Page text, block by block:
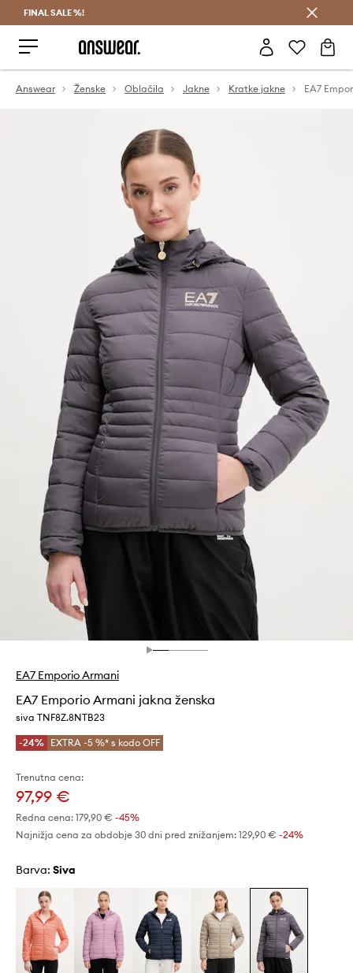
FINAL SALE %!
Answear Ženske Oblačila Jakne Kratke jakne EA7
EA7 Emporio Armani
EA7 Emporio Armani jakna ženska
siva TNF8Z.8NTB23
-24% EXTRA -5 %* s kodo OFF
Trenutna cena:
97,99 €
Redna cena: 179,90 € -45%
Najnižja cena za obdobje 30 dni pred znižanjem: 129,90 € -24%
Barva: siva